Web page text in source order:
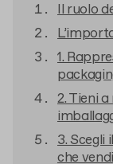
Il ruolo
1.
2. Tieni
3.
che vendi